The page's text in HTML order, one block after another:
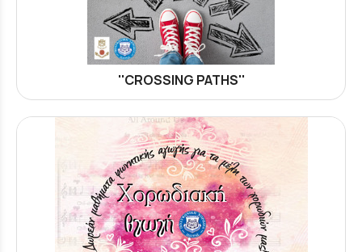
''CROSSING PATHS''